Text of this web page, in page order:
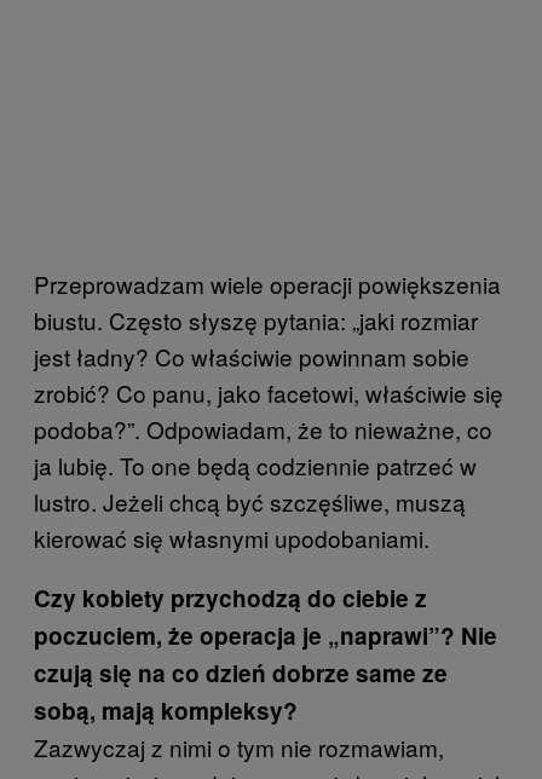
Przeprowadzam wiele operacji powiększenia
biustu. Często słyszę pytania: „jaki rozmiar
jest ładny? Co właściwie powinnam sobie
zrobić? Co panu, jako facetowi, właściwie się
podoba?”. Odpowiadam, że to nieważne, co
ja lubię. To one będą codziennie patrzeć w
lustro. Jeżeli chcą być szczęśliwe, muszą
kierować się własnymi upodobaniami.
Czy kobiety przychodzą do ciebie z
poczuciem, że operacja je „naprawi”? Nie
czują się na co dzień dobrze same ze
sobą, mają kompleksy?
Zazwyczaj z nimi o tym nie rozmawiam,